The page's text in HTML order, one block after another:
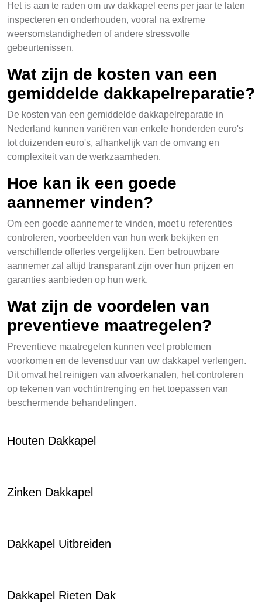
Het is aan te raden om uw dakkapel eens per jaar te laten
inspecteren en onderhouden, vooral na extreme
weersomstandigheden of andere stressvolle
gebeurtenissen.
Wat zijn de kosten van een
gemiddelde dakkapelreparatie?
De kosten van een gemiddelde dakkapelreparatie in
Nederland kunnen variëren van enkele honderden euro's
tot duizenden euro's, afhankelijk van de omvang en
complexiteit van de werkzaamheden.
Hoe kan ik een goede
aannemer vinden?
Om een goede aannemer te vinden, moet u referenties
controleren, voorbeelden van hun werk bekijken en
verschillende offertes vergelijken. Een betrouwbare
aannemer zal altijd transparant zijn over hun prijzen en
garanties aanbieden op hun werk.
Wat zijn de voordelen van
preventieve maatregelen?
Preventieve maatregelen kunnen veel problemen
voorkomen en de levensduur van uw dakkapel verlengen.
Dit omvat het reinigen van afvoerkanalen, het controleren
op tekenen van vochtintrenging en het toepassen van
beschermende behandelingen.
Houten Dakkapel
Zinken Dakkapel
Dakkapel Uitbreiden
Dakkapel Rieten Dak